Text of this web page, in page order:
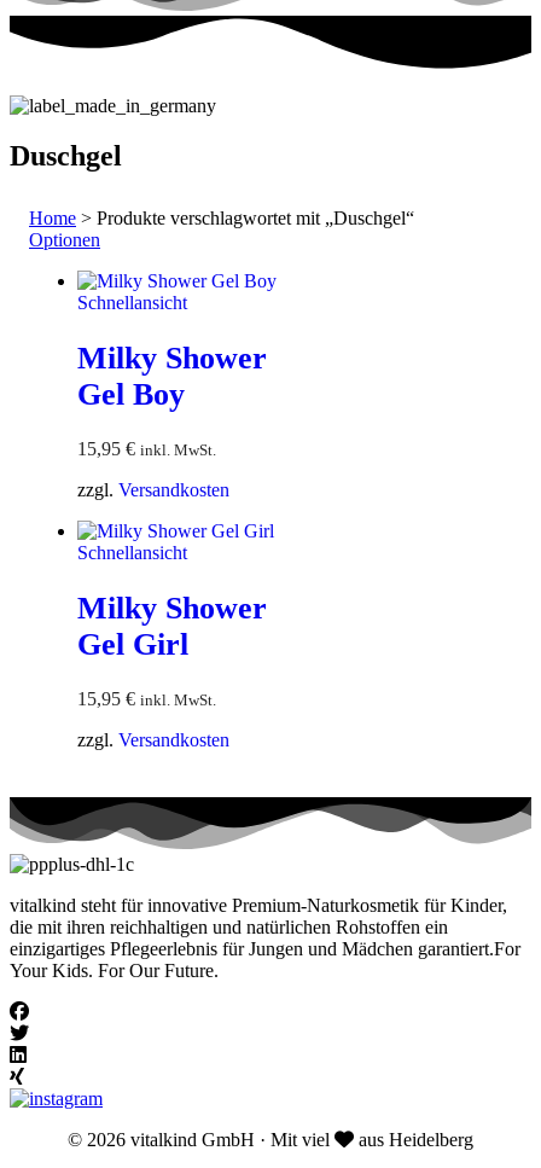
Duschgel
Home > Produkte verschlagwortet mit „Duschgel“
Optionen
Schnellansicht
Milky Shower
Gel Boy
15,95 € inkl. MwSt.
zzgl. Versandkosten
Schnellansicht
Milky Shower
Gel Girl
15,95 € inkl. MwSt.
zzgl. Versandkosten
vitalkind steht für innovative Premium-Naturkosmetik für Kinder,
die mit ihren reichhaltigen und natürlichen Rohstoffen ein
einzigartiges Pflegeerlebnis für Jungen und Mädchen garantiert.For
Your Kids. For Our Future.
© 2026 vitalkind GmbH · Mit viel
aus Heidelberg